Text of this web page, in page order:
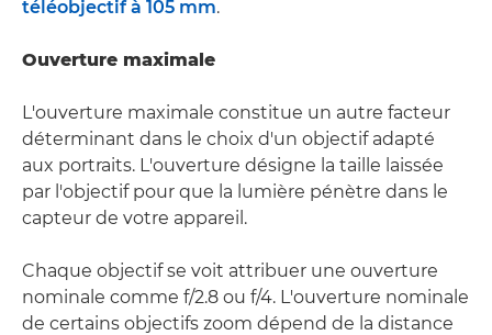
téléobjectif à 105 mm.
Ouverture maximale
L'ouverture maximale constitue un autre facteur
déterminant dans le choix d'un objectif adapté
aux portraits. L'ouverture désigne la taille laissée
par l'objectif pour que la lumière pénètre dans le
capteur de votre appareil.
Chaque objectif se voit attribuer une ouverture
nominale comme f/2.8 ou f/4. L'ouverture nominale
de certains objectifs zoom dépend de la distance